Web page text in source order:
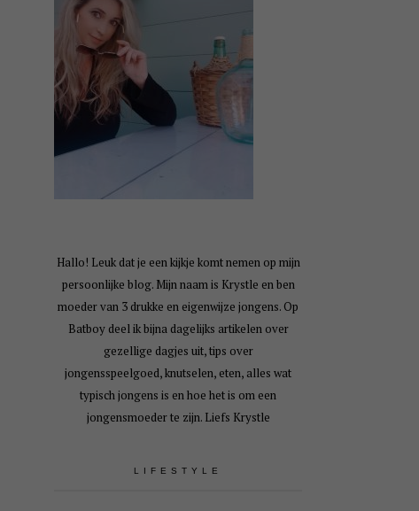
Hallo! Leuk dat je een kijkje komt nemen op mijn
persoonlijke blog. Mijn naam is Krystle en ben
moeder van 3 drukke en eigenwijze jongens. Op
Batboy deel ik bijna dagelijks artikelen over
gezellige dagjes uit, tips over
jongensspeelgoed, knutselen, eten, alles wat
typisch jongens is en hoe het is om een
jongensmoeder te zijn. Liefs Krystle
LIFESTYLE